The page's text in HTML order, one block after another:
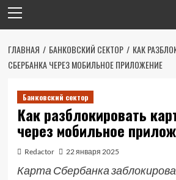
меню
ГЛАВНАЯ БАНКОВСКИЙ СЕКТОР
КАК
СБЕРБАНКА ЧЕРЕЗ МОБИЛЬНОЕ ПРИЛОЖЕНИЕ
Банковский сектор
Как разблокировать
через мобильное
Redactor 22 января 2025
Карта Сбербанка